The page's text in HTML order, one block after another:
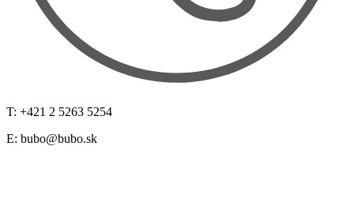
T: +421 2 5263 5254
E: bubo@bubo.sk